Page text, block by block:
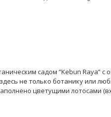
садом “Kebun
не только ботанику или
цветущими лотосами